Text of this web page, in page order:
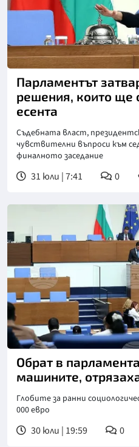
Снимка: БТА
Парламентът
решения, които ще
есента
Съдебната власт,
чувствителни въпроси към
финалното заседание
31 юли | 7:41 0
Обрат в
машините,
Глобите за ранни
000 евро
30 юли | 19:59 0